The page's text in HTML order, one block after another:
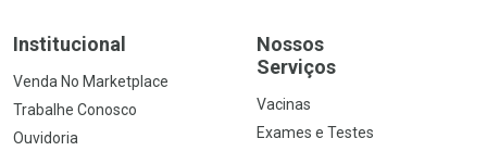
Institucional
Venda No Marketplace
Trabalhe Conosco
Ouvidoria
Nossos
Serviços
Vacinas
Exames e Testes